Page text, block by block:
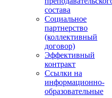
состава
Социальное
партнерство
(коллективный
договор)
Эффективный
контракт
Ссылки на
информационно-
образовательные